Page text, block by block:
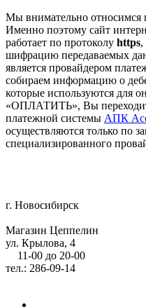
Мы внимательно относимся
Именно поэтому сайт
работает по протоколу https,
шифрацию передаваемых
является провайдером
собираем информацию о
которые используются для
«ОПЛАТИТЬ», Вы
платежной системы АПК
осуществляются только по
специализированного
г. Новосибирск
Магазин Цеппелин
ул. Крылова, 4
11-00 до 20-00
тел.: 286-09-14